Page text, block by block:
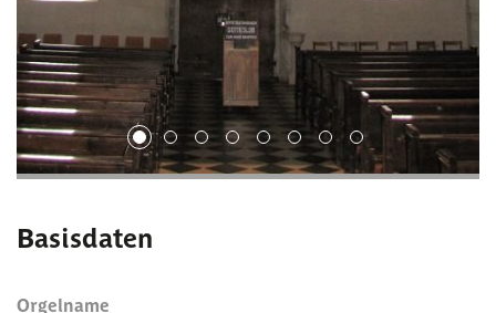
1 2 3 4 5 6 7 8
Basisdaten
Orgelname